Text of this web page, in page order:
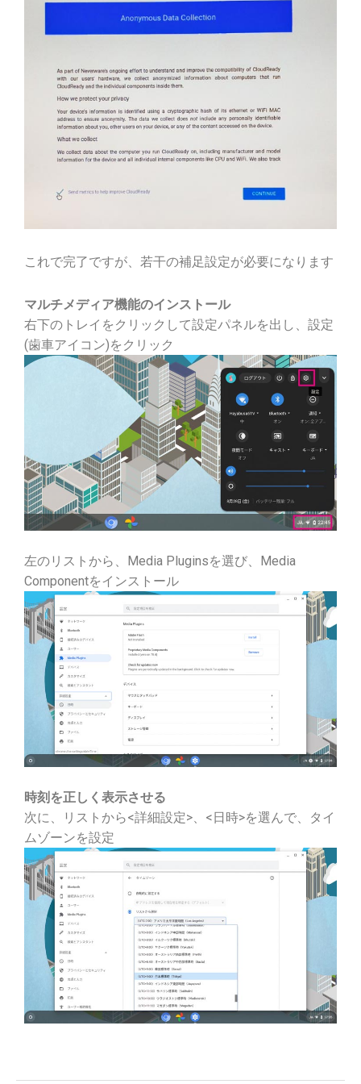
これで完了ですが、若干の補足設定が必要になります
マルチメディア機能のインストール
右下のトレイをクリックして設定パネルを出し、設定
(歯車アイコン)をクリック
左のリストから、Media Pluginsを選び、Media
Componentをインストール
時刻を正しく表示させる
次に、リストから<詳細設定>、<日時>を選んで、タイ
ムゾーンを設定